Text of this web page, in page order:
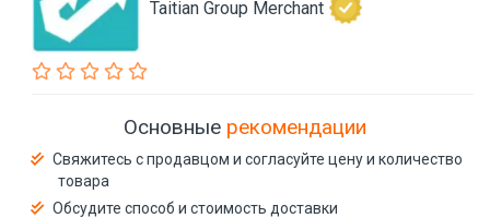
Taitian Group Merchant
Основные рекомендации
Свяжитесь с продавцом и согласуйте цену и количество
товара
Обсудите способ и стоимость доставки